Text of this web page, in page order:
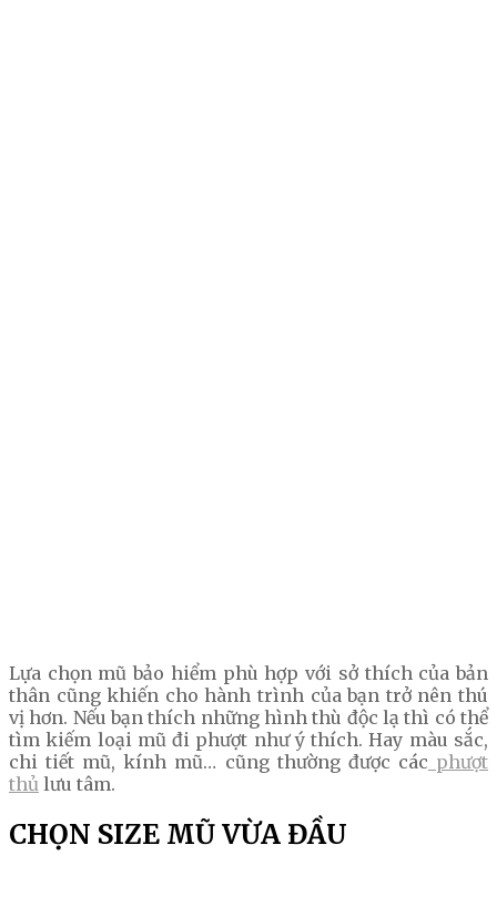
Lựa chọn mũ bảo hiểm phù hợp với sở thích của bản
thân cũng khiến cho hành trình của bạn trở nên thú
vị hơn. Nếu bạn thích những hình thù độc lạ thì có thể
tìm kiếm loại mũ đi phượt như ý thích. Hay màu sắc,
chi tiết mũ, kính mũ… cũng thường được các phượt
thủ lưu tâm.
CHỌN SIZE MŨ VỪA ĐẦU